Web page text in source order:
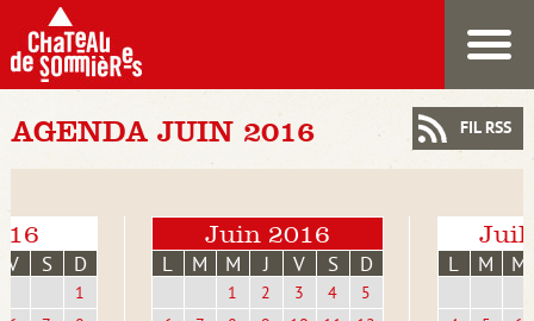
AGENDA JUIN 2016
V S D
1
Juin 2016
L M M J V S D
1 2 3 4
5
L M M
FIL RSS